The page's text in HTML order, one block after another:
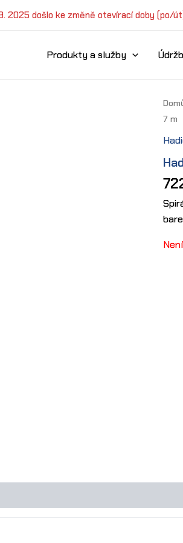
2025 došlo ke změně otevírací doby (po/
Produkty a služby
7 m